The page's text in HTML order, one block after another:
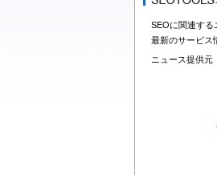
SEOに関連する
最新のサービス
ニュース提供元